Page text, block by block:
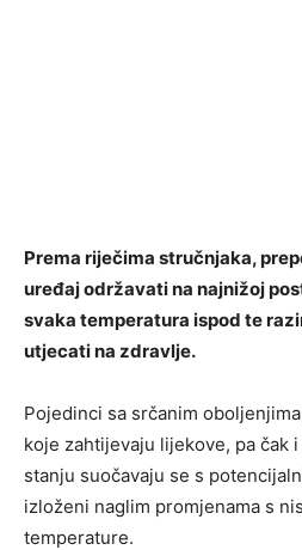
Prema riječima stručnjaka,
uređaj održavati na najnižoj
svaka temperatura ispod te
utjecati na zdravlje.
Pojedinci sa srčanim
koje zahtijevaju lijekove, pa čak
stanju suočavaju se s
izloženi naglim promjenama s
temperature.